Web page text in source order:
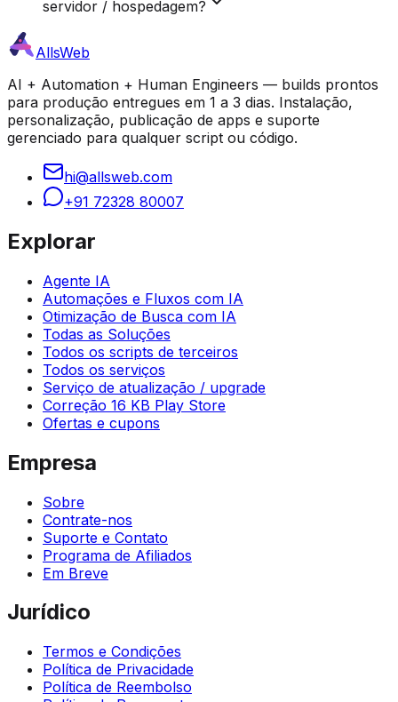
servidor / hospedagem?
AllsWeb
AI + Automation + Human Engineers — builds prontos
para produção entregues em 1 a 3 dias. Instalação,
personalização, publicação de apps e suporte
gerenciado para qualquer script ou código.
hi@allsweb.com
+91 72328 80007
Explorar
Agente IA
Automações e Fluxos com IA
Otimização de Busca com IA
Todas as Soluções
Todos os scripts de terceiros
Todos os serviços
Serviço de atualização / upgrade
Correção 16 KB Play Store
Ofertas e cupons
Empresa
Sobre
Contrate-nos
Suporte e Contato
Programa de Afiliados
Em Breve
Jurídico
Termos e Condições
Política de Privacidade
Política de Reembolso